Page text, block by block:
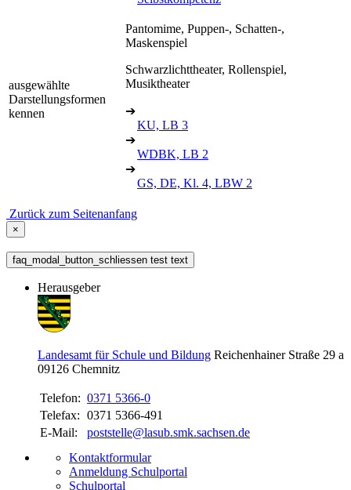
ausgewählte
Darstellungsformen
kennen
Pantomime, Puppen-, Schatten-,
Maskenspiel
Schwarzlichttheater, Rollenspiel,
Musiktheater
➔
KU, LB 3
➔
WDBK, LB 2
➔
GS, DE, Kl. 4, LBW 2
Zurück zum Seitenanfang
×
faq_modal_button_schliessen test text
Herausgeber
Landesamt für Schule und Bildung Reichenhainer Straße 29 a
09126 Chemnitz
Telefon: 0371 5366-0
Telefax: 0371 5366-491
E-Mail:
poststelle@lasub.smk.sachsen.de
Kontaktformular
Anmeldung Schulportal
Schulportal